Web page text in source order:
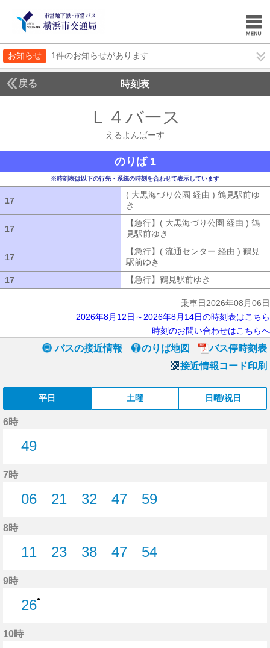
お知らせ 1件のお知らせがあります
戻る 時刻表
Ｌ４バース
えるよんばーす
のりば 1
※時刻表は以下の行先・系統の時刻を合わせて表示しています
17
( 大黒海づり公園 経由 ) 鶴見駅前ゆ
き
17
【急行】( 大黒海づり公園 経由 ) 鶴
見駅前ゆき
17
【急行】( 流通センター 経由 ) 鶴見
駅前ゆき
17
【急行】鶴見駅前ゆき
乗車日2026年08月06日
2026年8月12日～2026年8月14日の時刻表はこちら
時刻のお問い合わせはこちらへ
バスの接近情報 のりば地図
バス停時刻表
接近情報コード印刷
平日 土曜 日曜/祝日
6時
49
7時
06
21
32
47
59
8時
11
23
38
47
54
9時
26●
10時